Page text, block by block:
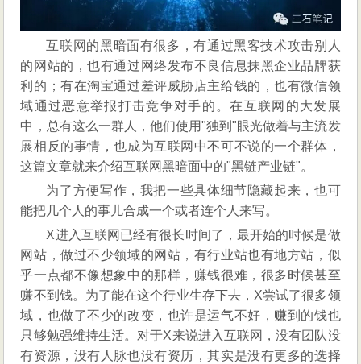
互联网的黑暗面有很多，有通过黑客技术攻击别人
的网站的，也有通过网络发布不良信息抹黑企业品牌获
利的；有在淘宝通过差评威胁店主给钱的，也有微信领
域通过恶意举报打击竞争对手的。在互联网的大发展
中，总有这么一群人，他们使用"独到"眼光做着与主流发
展相反的事情，也成为互联网中不可不说的一个群体，
这篇文章就来介绍互联网黑暗面中的"黑链产业链"。
为了方便写作，我把一些具体细节隐藏起来，也可
能把几个人的事儿合成一个或者连个人来写。
X进入互联网已经有很长时间了，最开始的时候是做
网站，做过不少领域的网站，有行业站也有地方站，似
乎一点都不像想象中的那样，赚钱很难，很多时候甚至
赚不到钱。为了能在这个行业生存下去，X尝试了很多领
域，也做了不少的改变，也许是运气不好，赚到的钱也
只够勉强维持生活。对于X来说进入互联网，没有团队没
有资源，没有人脉也没有资历，其实是没有更多的选择